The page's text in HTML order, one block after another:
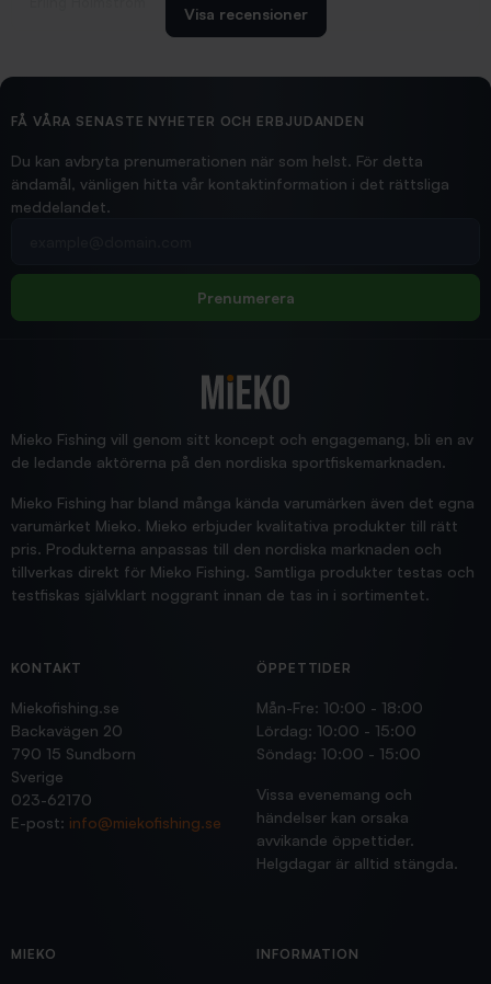
2026/02/19
Hittade exakt vad jag behövde. Snabb och bra...
Jensa
Visa recensioner
FÅ VÅRA SENASTE NYHETER OCH ERBJUDANDEN
Du kan avbryta prenumerationen när som helst. För detta
ändamål, vänligen hitta vår kontaktinformation i det rättsliga
meddelandet.
Prenumerera
Mieko Fishing vill genom sitt koncept och engagemang, bli en av
de ledande aktörerna på den nordiska sportfiskemarknaden.
Mieko Fishing har bland många kända varumärken även det egna
varumärket Mieko. Mieko erbjuder kvalitativa produkter till rätt
pris. Produkterna anpassas till den nordiska marknaden och
tillverkas direkt för Mieko Fishing. Samtliga produkter testas och
testfiskas självklart noggrant innan de tas in i sortimentet.
KONTAKT
Miekofishing.se
Backavägen 20
790 15 Sundborn
Sverige
023-62170
E-post: info@miekofishing.se
ÖPPETTIDER
Mån-Fre: 10:00 - 18:00
Lördag: 10:00 - 15:00
Söndag: 10:00 - 15:00
Vissa evenemang och
händelser kan orsaka
avvikande öppettider.
Helgdagar är alltid stängda.
MIEKO INFORMATION